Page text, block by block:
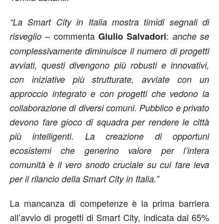
“La Smart City in Italia mostra timidi segnali di
risveglio – commenta Giulio Salvadori: anche se
complessivamente diminuisce il numero di progetti
avviati, questi divengono più robusti e innovativi,
con iniziative più strutturate, avviate con un
approccio integrato e con progetti che vedono la
collaborazione di diversi comuni. Pubblico e privato
devono fare gioco di squadra per rendere le città
più intelligenti. La creazione di opportuni
ecosistemi che generino valore per l’intera
comunità è il vero snodo cruciale su cui fare leva
per il rilancio della Smart City in Italia.”
La mancanza di competenze è la prima barriera
all’avvio di progetti di Smart City, indicata dal 65%